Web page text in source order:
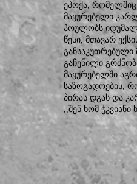
ეპოქა, რომელშიც
მაყურებელი
პოულობს
წესი, მთავარ
განსაკუთრებული
გაჩენილი
მაყურებელში
საზოგადოების,
პირას დგას და
,,შენ ხომ